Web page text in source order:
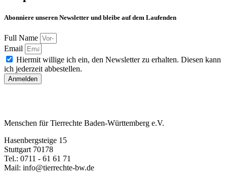
Abonniere unseren Newsletter und bleibe auf dem Laufenden
Full Name
Email
Hiermit willige ich ein, den Newsletter zu erhalten. Diesen kann
ich jederzeit abbestellen.
Anmelden
Menschen für Tierrechte Baden-Württemberg e.V.
Hasenbergsteige 15
Stuttgart 70178
Tel.: 0711 - 61 61 71
Mail: info@tierrechte-bw.de